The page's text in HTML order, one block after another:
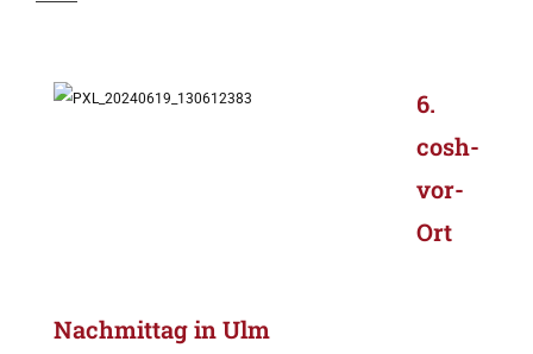
6.
cosh-
vor-
Ort
Nachmittag in Ulm